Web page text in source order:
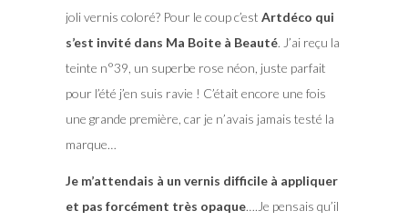
joli vernis coloré? Pour le coup c’est Artdéco qui
s’est invité dans Ma Boite à Beauté. J’ai reçu la
teinte n°39, un superbe rose néon, juste parfait
pour l’été j’en suis ravie ! C’était encore une fois
une grande première, car je n’avais jamais testé la
marque…
Je m’attendais à un vernis difficile à appliquer
et pas forcément très opaque….Je pensais qu’il